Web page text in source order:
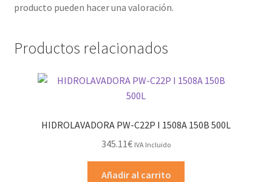
producto pueden hacer una valoración.
Productos relacionados
HIDROLAVADORA PW-C22P I 1508A 150B 500L
345.11€ IVA Incluido
Añadir al carrito